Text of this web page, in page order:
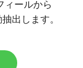
ィールから
出します。